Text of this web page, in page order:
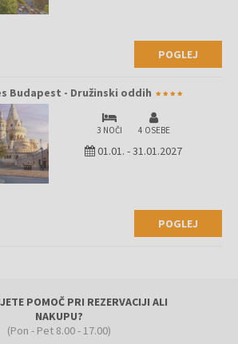
POGLEJ
Budapest - Družinski oddih
3 NOČI 4 OSEBE
01.01. -31.01.2027
POGLEJ
POMOČ PRI REZERVACIJI ALI
NAKUPU?
(Pon - Pet 8.00 - 17.00)